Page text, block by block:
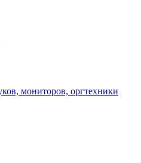
мониторов, оргтехники